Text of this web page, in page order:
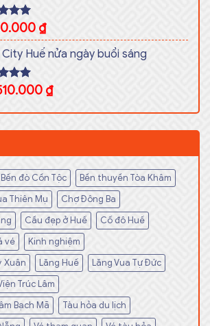
5.00
5
₫
City Huế nửa ngày buổi sáng
5.00
₫
Bến đò Cồn Tộc
Bền thuyền Tòa Khâm
Thiên Mụ
Chợ Đông Ba
Cầu đẹp ở Huế
Cố đô Huế
vé
Kinh nghiệm
Xuân
Lăng Huế
Lăng Vua Tự Đức
Trúc Lâm
Bạch Mã
Tàu hỏa du lịch